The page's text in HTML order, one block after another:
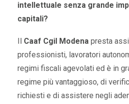
intellettuale senza grande
capitali?
Il Caaf Cgil Modena presta
professionisti, lavoratori
regimi fiscali agevolati ed è in
regime più vantaggioso, di
richiesti e di assistere negli